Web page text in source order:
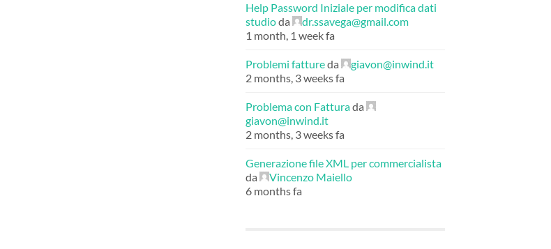
Help Password Iniziale per modifica dati
studioda
dr.ssavega@gmail.com
1 month, 1 week fa
Problemi fattureda
giavon@inwind.it
2 months, 3 weeks fa
Problema con Fatturada
giavon@inwind.it
2 months, 3 weeks fa
Generazione file XML per commercialista
da
Vincenzo Maiello
6 months fa